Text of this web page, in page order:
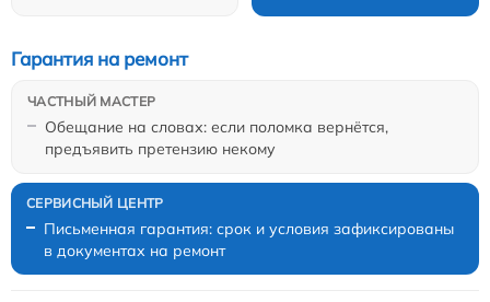
Обещание на словах: если поломка вернётся,
предъявить претензию некому
Гарантия на ремонт
Письменная гарантия: срок и условия зафиксированы
в документах на ремонт